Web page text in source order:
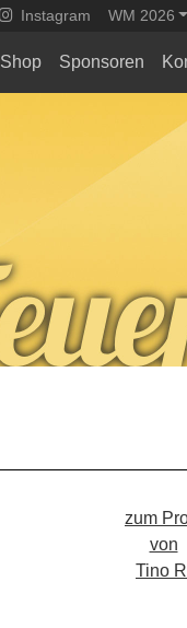
Instagram WM 2026
Shop Sponsoren
zum
von
Tino